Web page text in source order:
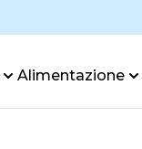
Alimentazione